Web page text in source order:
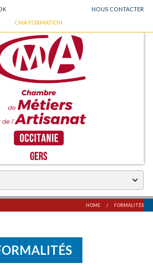
NOUS CONTACTER
CMA FORMATION
l'Artisanat du Gers
HOME / FORMALITÉS